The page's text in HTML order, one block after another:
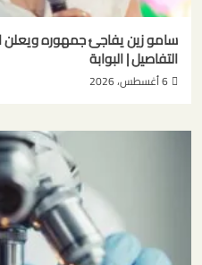
سامو زين يفاجئ جمهوره ويعلن
التفاصيل | البوابة
6 أغسطس، 2026